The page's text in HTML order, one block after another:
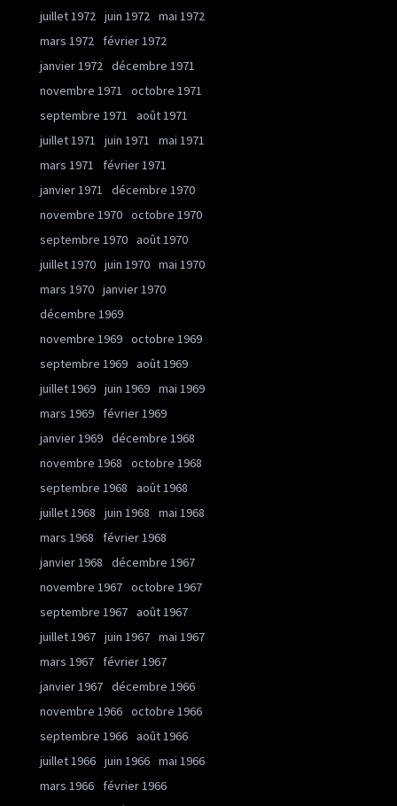
juillet 1972 juin 1972 mai 1972
mars 1972
février 1972
janvier 1972 décembre 1971
novembre 1971
octobre 1971
septembre 1971
août 1971
juillet 1971
juin 1971
mai 1971
mars 1971
février 1971
janvier 1971
décembre 1970
novembre 1970 octobre 1970
septembre 1970 août 1970
juillet 1970 juin 1970 mai 1970
mars 1970 janvier 1970
décembre 1969
novembre 1969 octobre 1969
septembre 1969 août 1969
juillet 1969 juin 1969 mai 1969
mars 1969
février 1969
janvier 1969 décembre 1968
novembre 1968
octobre 1968
septembre 1968
août 1968
juillet 1968
juin 1968
mai 1968
mars 1968
février 1968
janvier 1968
décembre 1967
novembre 1967 octobre 1967
septembre 1967 août 1967
juillet 1967 juin 1967 mai 1967
mars 1967
février 1967
janvier 1967 décembre 1966
novembre 1966 octobre 1966
septembre 1966 août 1966
juillet 1966 juin 1966 mai 1966
mars 1966
février 1966